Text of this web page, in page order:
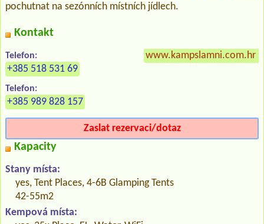
pochutnat na sezónních místních jídlech.
Kontakt
Telefon:
+385 518 531 69
Telefon:
+385 989 828 157
www.kampslamni.com.hr
Zaslat rezervaci/dotaz
Kapacity
Stany místa:
yes, Tent Places, 4-6B Glamping Tents
42-55m2
Kempová místa: